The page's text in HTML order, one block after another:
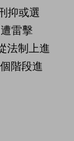
抑或選
雷擊
法制上進
階段進